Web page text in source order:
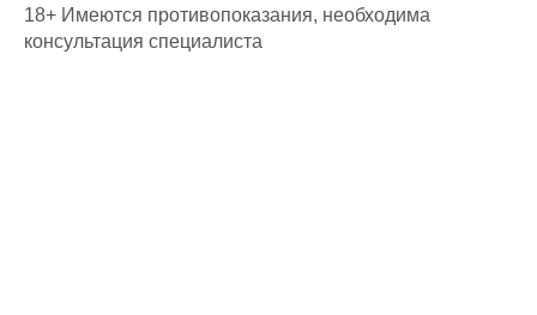
18+ Имеются противопоказания, необходима
консультация специалиста